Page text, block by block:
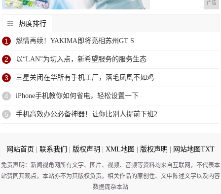
广告
热度排行
1 燃情再续！YAKIMA即将亮相苏州GT S
2 以“LAN”为切入点，新希望服务的服务生态
3 三星关闭在华所有手机工厂，落毛凤凰不如鸡
4 iPhone手机教你如何省电，轻松设置一下
5 手机高效办公必备神器！让你比别人提前下班2
网站首页 联系我们 版权声明 XML地图 版权声明 网站地图TXT
免责声明：新闻视角网所有文字、图片、视频、音频等资料均来自互联网，不代表本
站赞同其观点，本站亦不为其版权负责。相关作品的原创性、文中陈述文字以及内容
数据庞杂本站